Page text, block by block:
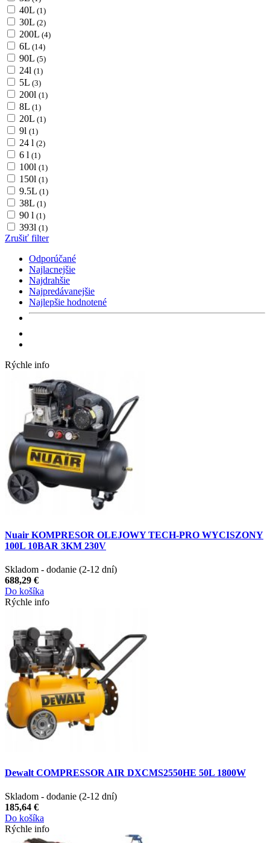
40L (1)
30L (2)
200L (4)
6L (14)
90L (5)
24l (1)
5L (3)
200l (1)
8L (1)
20L (1)
9l (1)
24 l (2)
6 l (1)
100l (1)
150l (1)
9.5L (1)
38L (1)
90 l (1)
393l (1)
Zrušiť filter
Odporúčané
Najlacnejšie
Najdrahšie
Najpredávanejšie
Najlepšie hodnotené
Rýchle info
Nuair KOMPRESOR OLEJOWY TECH-PRO WYCISZONY
100L 10BAR 3KM 230V
Skladom - dodanie (2-12 dní)
688,29 €
Do košíka
Rýchle info
Dewalt COMPRESSOR AIR DXCMS2550HE 50L 1800W
Skladom - dodanie (2-12 dní)
185,64 €
Do košíka
Rýchle info